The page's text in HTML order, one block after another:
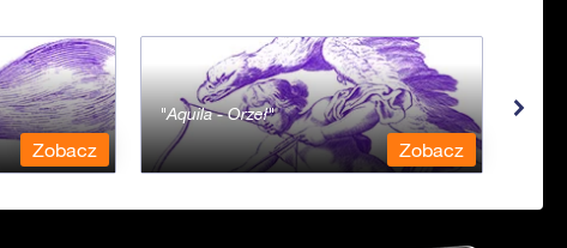
Zobacz
Aquila - Orzeł
Zobacz